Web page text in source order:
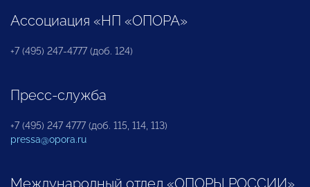
Ассоциация «НП «ОПОРА»
+7 (495) 247-4777 (доб. 124)
Пресс-служба
+7 (495) 247 4777 (доб. 115, 114, 113)
pressa@opora.ru